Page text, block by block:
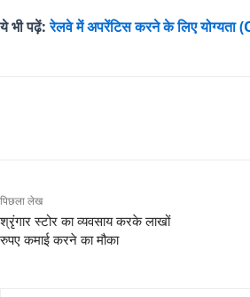
ये भी पढ़ें:रेलवे में अपरेंटिस करने के लिए
पिछला लेख
श्रृंगार स्टोर का व्यवसाय करके लाखों
रुपए कमाई करने का मौका